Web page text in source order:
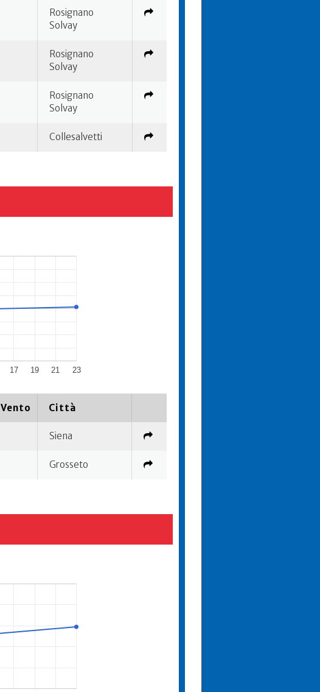
Rosignano
Solvay
Rosignano
Solvay
Rosignano
Solvay
Collesalvetti
17 19 21 23
Vento Città
Siena
Grosseto